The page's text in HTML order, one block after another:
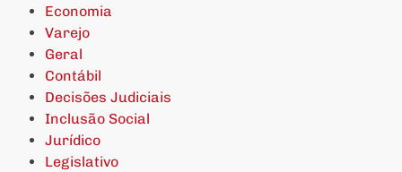
Economia
Varejo
Geral
Contábil
Decisões Judiciais
Inclusão Social
Jurídico
Legislativo